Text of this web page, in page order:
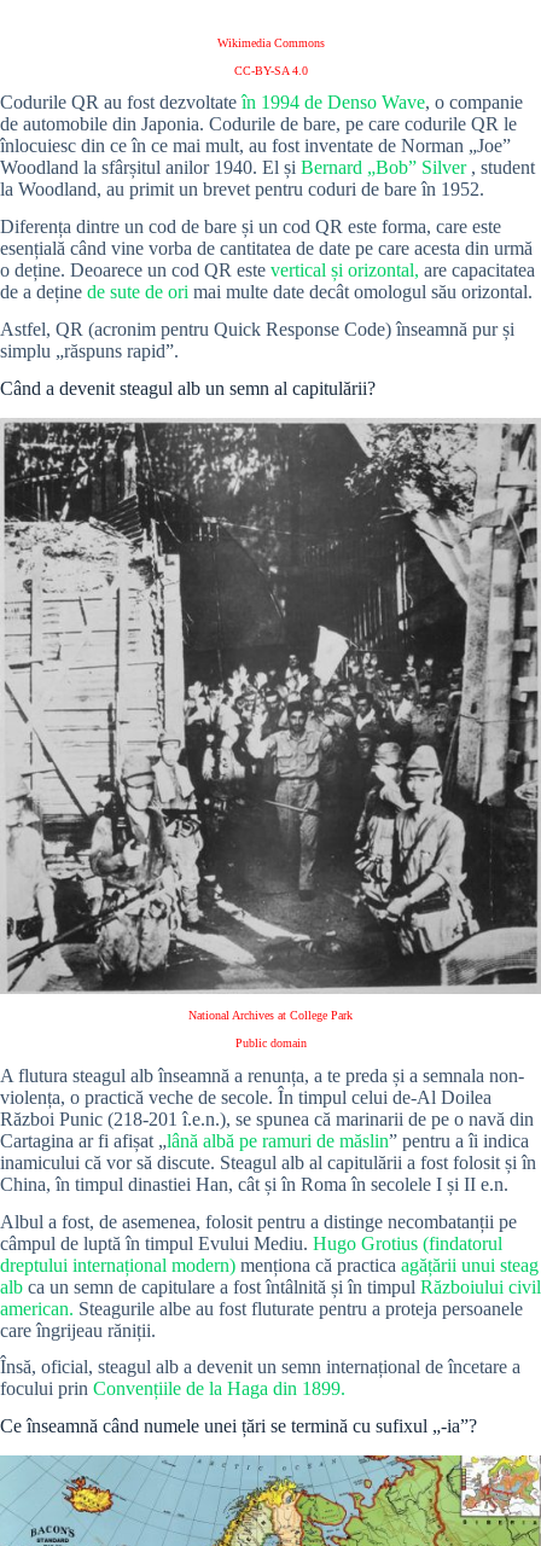
Wikimedia Commons
CC-BY-SA 4.0
Codurile QR au fost dezvoltateîn 1994 de Denso Wave, o companie
de automobile din Japonia. Codurile de bare, pe care codurile QR le
înlocuiesc din ce în ce mai mult, au fost inventate de Norman „Joe”
Woodland la sfârșitul anilor 1940. El și Bernard „Bob” Silver, student
la Woodland, au primit un brevet pentru coduri de bare în 1952.
Diferența dintre un cod de bare și un cod QR este forma, care este
esențială când vine vorba de cantitatea de date pe care acesta din urmă
o deține. Deoarece un cod QR este vertical și orizontal, are capacitatea
de a deține de sute de ori mai multe date decât omologul său orizontal.
Astfel, QR (acronim pentru Quick Response Code) înseamnă pur și
simplu „răspuns rapid”.
Când a devenit steagul alb un semn al capitulării?
National Archives at College Park
Public domain
A flutura steagul alb înseamnă a renunța, a te preda și a semnala non-
violența, o practică veche de secole. În timpul celui de-Al Doilea
Război Punic (218-201 î.e.n.), se spunea că marinarii de pe o navă din
Cartagina ar fi afișat „lână albă pe ramuri de măslin” pentru a îi indica
inamicului că vor să discute. Steagul alb al capitulării a fost folosit și în
China, în timpul dinastiei Han, cât și în Roma în secolele I și II e.n.
Albul a fost, de asemenea, folosit pentru a distinge necombatanții pe
câmpul de luptă în timpul Evului Mediu. Hugo Grotius (findatorul
dreptului internațional modern) menționa că practica agățării unui steag
alb ca un semn de capitulare a fost întâlnită și în timpul Războiului civil
american. Steagurile albe au fost fluturate pentru a proteja persoanele
care îngrijeau răniții.
Însă, oficial, steagul alb a devenit un semn internațional de încetare a
focului prin Convențiile de la Haga din 1899.
Ce înseamnă când numele unei țări se termină cu sufixul „-ia”?